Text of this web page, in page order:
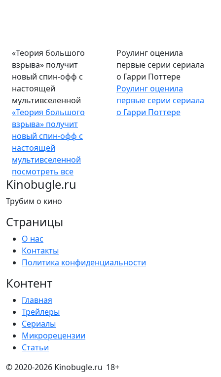
«Теория большого
взрыва» получит
новый спин-офф с
настоящей
мультивселенной
«Теория большого
взрыва» получит
новый спин-офф с
настоящей
мультивселенной
Роулинг оценила
первые серии сериала
о Гарри Поттере
Роулинг оценила
первые серии сериала
о Гарри Поттере
посмотреть все
Kinobugle.ru
Трубим о кино
Страницы
О нас
Контакты
Политика конфиденциальности
Контент
Главная
Трейлеры
Сериалы
Микрорецензии
Статьи
© 2020-2026 Kinobugle.ru 18+